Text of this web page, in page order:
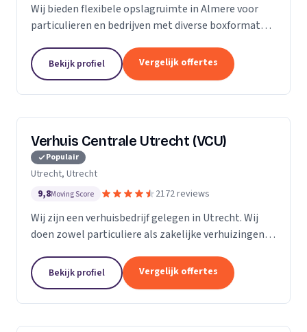
Wij bieden flexibele opslagruimte in Almere voor
particulieren en bedrijven met diverse boxformaten
Bekijk profiel Vergelijk offertes
Verhuis Centrale Utrecht (VCU)
Populair
Utrecht, Utrecht
9,8Moving Score 2172 reviews
Wij zijn een verhuisbedrijf gelegen in Utrecht. Wij
doen zowel particuliere als zakelijke verhuizingen.
opslag van inboedel, de- en montageservice,...
Bekijk profiel Vergelijk offertes